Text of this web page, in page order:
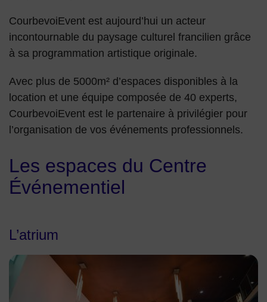
CourbevoiEvent est aujourd’hui un acteur
incontournable du paysage culturel francilien grâce
à sa programmation artistique originale.
Avec plus de 5000m² d’espaces disponibles à la
location et une équipe composée de 40 experts,
CourbevoiEvent est le partenaire à privilégier pour
l’organisation de vos événements professionnels.
Les espaces du Centre
Événementiel
L’atrium
CEC_ATRIUM2.JPG L'atrium du CEC © Yann Rossignol